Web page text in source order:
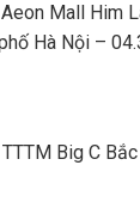
Mall
Hà Nội –
Big C